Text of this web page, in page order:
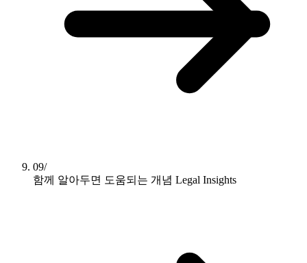
09/
함께 알아두면 도움되는 개념 Legal Insights